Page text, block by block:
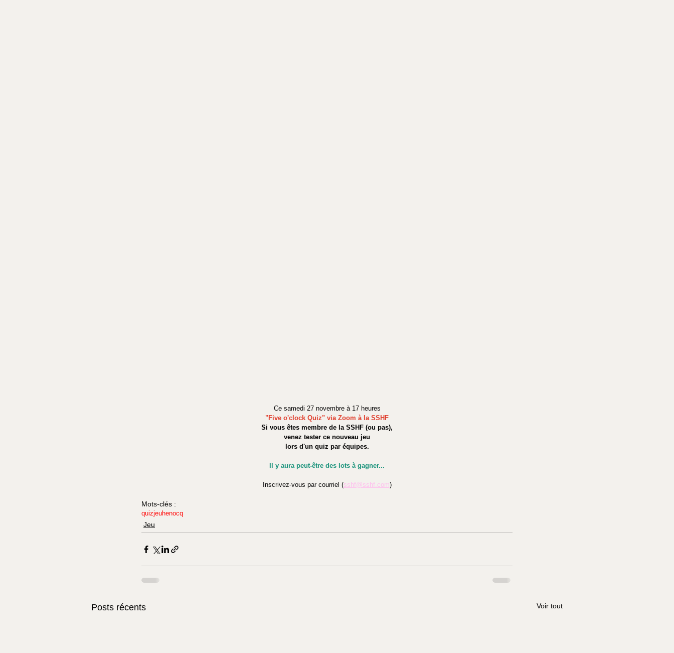
Ce samedi 27 novembre à 17 heures
"Five o'clock Quiz" via Zoom à la SSHF
Si vous êtes membre de la SSHF (ou pas),
venez tester ce nouveau jeu
lors d'un quiz par équipes.
Il y aura peut-être des lots à gagner...
Inscrivez-vous par courriel (sshf@sshf.com)
Mots-clés :
quizjeuhenocq
Jeu
Posts récents Voir tout